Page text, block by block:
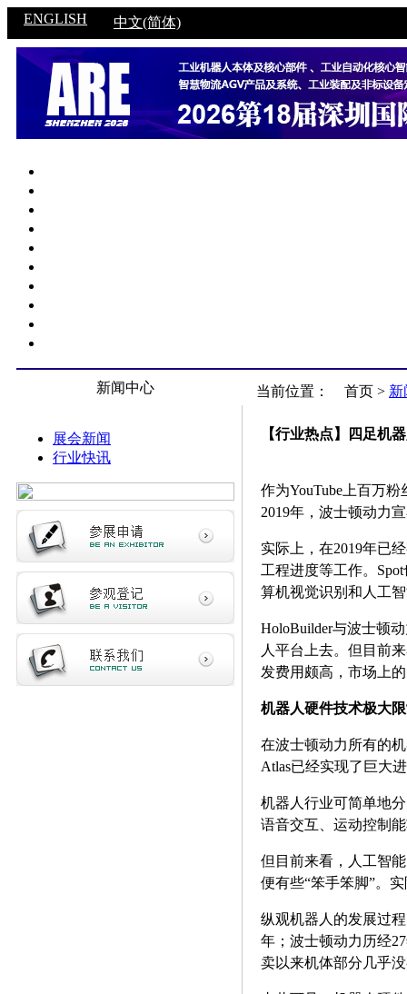
ENGLISH 中文(简体)
新闻中心
展会新闻
行业快讯
当前位置： 首页 > 新
【行业热点】四足机
作为YouTube上百万
2019年，波士顿动力
实际上，在2019年已
工程进度等工作。
算机视觉识别和人工
HoloBuilder与波士顿
人平台上去。但目前
发费用颇高，市场上
机器人硬件技术极大
在波士顿动力所有的
Atlas已经实现了巨大
机器人行业可简单地
语音交互、运动控制
但目前来看，人工智
便有些“笨手笨脚”。
纵观机器人的发展过
年；波士顿动力历经
卖以来机体部分几乎